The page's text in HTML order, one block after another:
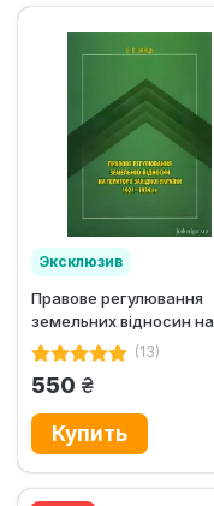
Эксклюзив
Правове регулювання
земельних відносин на
території Західної
України...
(13)
550 грн.